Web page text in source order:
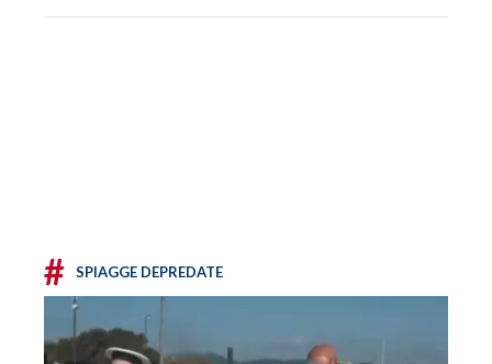
# SPIAGGE DEPREDATE